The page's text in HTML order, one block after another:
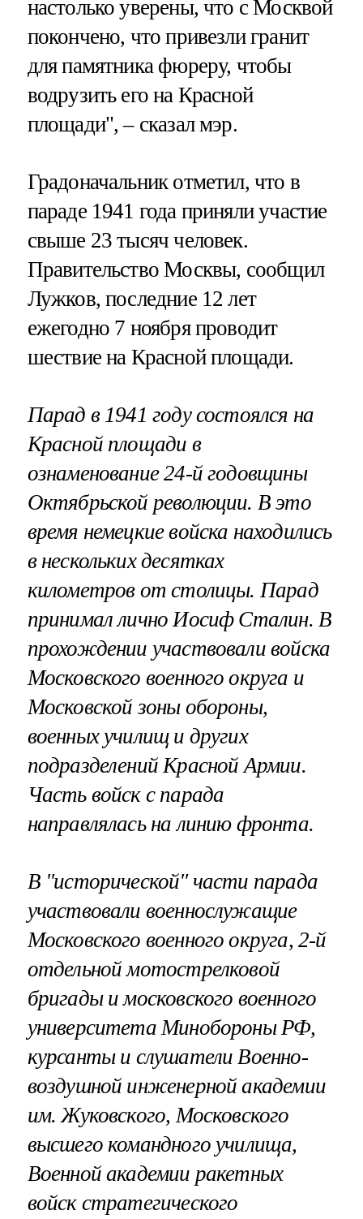
настолько уверены, что с Москвой
покончено, что привезли гранит
для памятника фюреру, чтобы
водрузить его на Красной
площади", – сказал мэр.
Градоначальник отметил, что в
параде 1941 года приняли участие
свыше 23 тысяч человек.
Правительство Москвы, сообщил
Лужков, последние 12 лет
ежегодно 7 ноября проводит
шествие на Красной площади.
Парад в 1941 году состоялся на
Красной площади в
ознаменование 24-й годовщины
Октябрьской революции. В это
время немецкие войска находились
в нескольких десятках
километров от столицы. Парад
принимал лично Иосиф Сталин. В
прохождении участвовали войска
Московского военного округа и
Московской зоны обороны,
военных училищ и других
подразделений Красной Армии.
Часть войск с парада
направлялась на линию фронта.
В "исторической" части парада
участвовали военнослужащие
Московского военного округа, 2-й
отдельной мотострелковой
бригады и московского военного
университета Минобороны РФ,
курсанты и слушатели Военно-
воздушной инженерной академии
им. Жуковского, Московского
высшего командного училища,
Военной академии ракетных
войск стратегического